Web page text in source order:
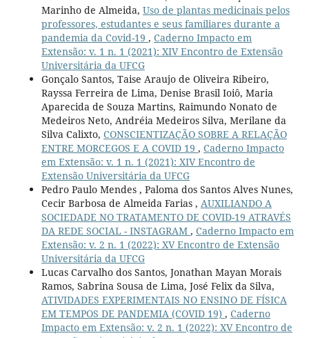
Marinho de Almeida, Uso de plantas medicinais pelos
professores, estudantes e seus familiares durante a
pandemia da Covid-19 , Caderno Impacto em
Extensão: v. 1 n. 1 (2021): XIV Encontro de Extensão
Universitária da UFCG
Gonçalo Santos, Taise Araujo de Oliveira Ribeiro,
Rayssa Ferreira de Lima, Denise Brasil Ioiô, Maria
Aparecida de Souza Martins, Raimundo Nonato de
Medeiros Neto, Andréia Medeiros Silva, Merilane da
Silva Calixto, CONSCIENTIZAÇÃO SOBRE A RELAÇÃO
ENTRE MORCEGOS E A COVID 19 , Caderno Impacto
em Extensão: v. 1 n. 1 (2021): XIV Encontro de
Extensão Universitária da UFCG
Pedro Paulo Mendes , Paloma dos Santos Alves Nunes,
Cecir Barbosa de Almeida Farias , AUXILIANDO A
SOCIEDADE NO TRATAMENTO DE COVID-19 ATRAVÉS
DA REDE SOCIAL - INSTAGRAM , Caderno Impacto em
Extensão: v. 2 n. 1 (2022): XV Encontro de Extensão
Universitária da UFCG
Lucas Carvalho dos Santos, Jonathan Mayan Morais
Ramos, Sabrina Sousa de Lima, José Felix da Silva,
ATIVIDADES EXPERIMENTAIS NO ENSINO DE FÍSICA
EM TEMPOS DE PANDEMIA (COVID 19) , Caderno
Impacto em Extensão: v. 2 n. 1 (2022): XV Encontro de